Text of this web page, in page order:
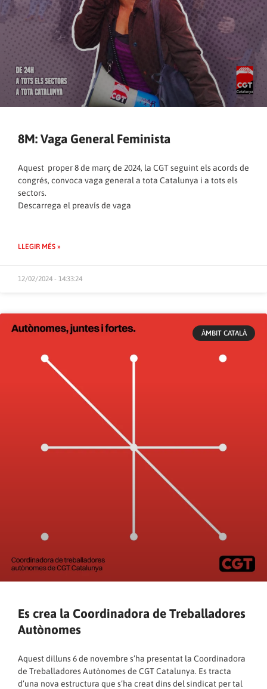
8M: Vaga General Feminista
Aquest proper 8 de març de 2024, la CGT seguint els acords de
congrés, convoca vaga general a tota Catalunya i a tots els
sectors.
Descarrega el preavís de vaga
LLEGIR MÉS »
12/02/2024 - 14:33:24
ÀMBIT CATALÀ
Es crea la Coordinadora de Treballadores
Autònomes
Aquest dilluns 6 de novembre s’ha presentat la Coordinadora
de Treballadores Autònomes de CGT Catalunya. Es tracta
d’una nova estructura que s’ha creat dins del sindicat per tal